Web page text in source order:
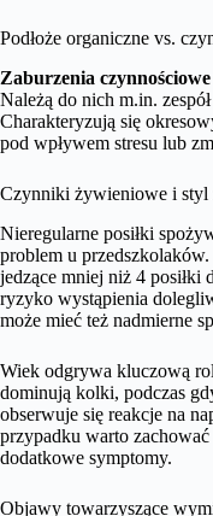
Podłoże organiczne vs.
Zaburzenia czynnościowe
Należą do nich m.in.
Charakteryzują się
pod wpływem stresu lub
Czynniki żywieniowe i styl
Nieregularne posiłki
problem u przedszkolaków.
jedzące mniej niż 4 posiłki
ryzyko wystąpienia
może mieć też nadmierne
Wiek odgrywa kluczową
dominują kolki, podczas
obserwuje się reakcje na
przypadku warto
dodatkowe symptomy.
Objawy towarzyszące